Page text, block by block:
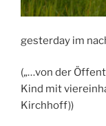
gesterday im
(„…von der
Kind mit
Kirchhoff))